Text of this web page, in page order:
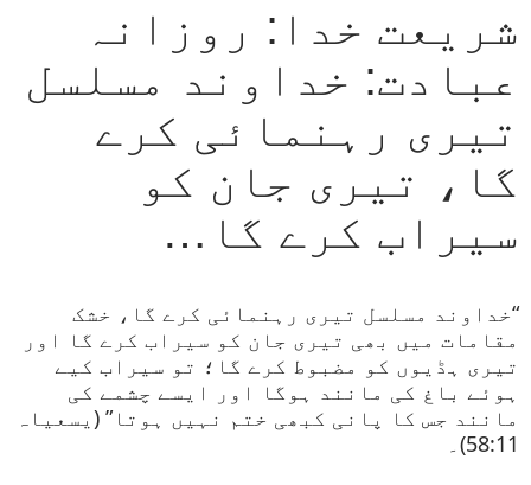
شریعت خدا: روزانہ
عبادت: خداوند مسلسل
تیری رہنمائی کرے
گا، تیری جان کو
سیراب کرے گا…
“خداوند مسلسل تیری رہنمائی کرے گا، خشک
مقامات میں بھی تیری جان کو سیراب کرے گا اور
تیری ہڈیوں کو مضبوط کرے گا؛ تو سیراب کیے
ہوئے باغ کی مانند ہوگا اور ایسے چشمے کی
مانند جس کا پانی کبھی ختم نہیں ہوتا” (یسعیاہ
58:11)۔